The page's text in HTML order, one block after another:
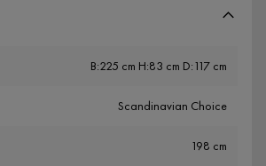
B:225 cm H:83 cm D:117 cm
Scandinavian Choice
198 cm